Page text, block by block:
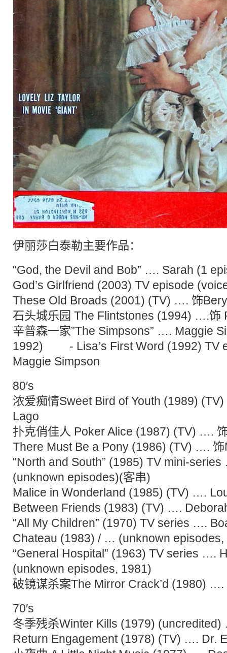
伊丽莎白泰勒主要作品：
“God, the Devil and Bob” …. Sarah
God’s Girlfriend (2003) TV episode
These Old Broads (2001) (TV) …. 饰
石头城乐园 The Flintstones (1994) ….饰
辛普森一家”The Simpsons” …. Maggie
1992) - Lisa’s First Word (1992) TV
Maggie Simpson
80′s
浓爱痴情Sweet Bird of Youth (1989)
Lago
扑克俏佳人 Poker Alice (1987) (TV) ….
There Must Be a Pony (1986) (TV) ….
“North and South” (1985) TV mini-
(unknown episodes)(客串)
Malice in Wonderland (1985) (TV) ….
Between Friends (1983) (TV) ….
“All My Children” (1970) TV series ….
Chateau (1983) / … (unknown episodes,
“General Hospital” (1963) TV series ….
(unknown episodes, 1981)
破镜谋杀案The Mirror Crack’d (1980)
70′s
冬季残杀Winter Kills (1979)
Return Engagement (1978) (TV) …. Dr.